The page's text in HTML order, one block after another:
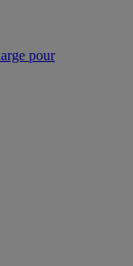
pour